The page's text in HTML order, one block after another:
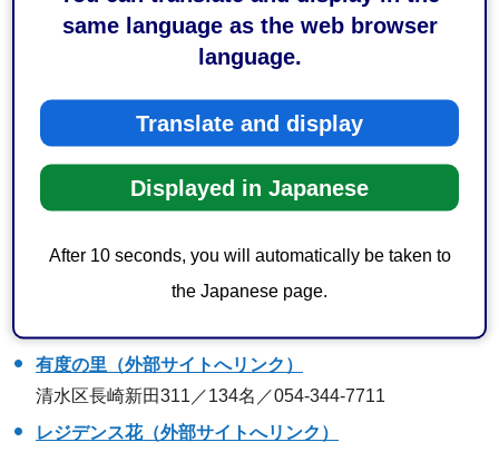
same language as the web browser
language.
Translate and display
Displayed in Japanese
After 10 seconds, you will automatically be taken to
the Japanese page.
巴の園（外部サイトへリンク）
清水区万世町一丁目1-30／130名／054-354-1527
清水区山原871-2／50名／054-363-2046
羽衣の園（外部サイトへリンク）
清水区折戸五丁目18-36／100名／054-335-3353
清水区承元寺町1341／190名／054-369-2258
柏尾の里（外部サイトへリンク）
有度の里（外部サイトへリンク）
清水区長崎新田311／134名／054-344-7711
レジデンス花（外部サイトへリンク）